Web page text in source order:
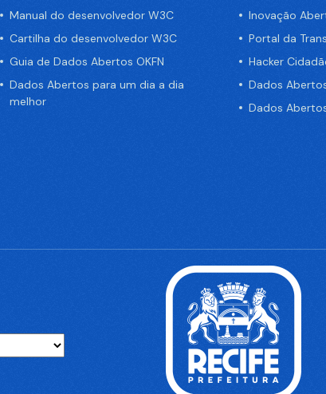
Manual do desenvolvedor W3C
Cartilha do desenvolvedor W3C
Guia de Dados Abertos OKFN
Dados Abertos para um dia a dia
melhor
Inovação
Portal da
Hacker
Dados
Dados